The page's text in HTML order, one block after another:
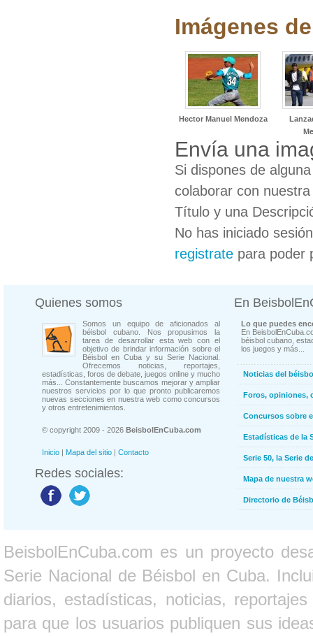
Imágenes
Hector Manuel Mendoza
Envía una
Si dispones de
colaborar con
Título y una
No has iniciado
registrate para poder
Quienes somos
Somos un equipo de aficionados al
béisbol cubano. Nos propusimos la
tarea de desarrollar esta web con el
objetivo de brindar información sobre el
Béisbol en Cuba y su Serie Nacional.
Ofrecemos noticias, reportajes,
estadísticas, foros de debate, juegos online y mucho
más... Constantemente buscamos mejorar y ampliar
nuestros servicios por lo que pronto publicaremos
nuevas secciones en nuestra web como concursos
y otros entretenimientos.
© copyright 2009 - 2026 BeisbolEnCuba.com
Inicio | Mapa del sitio | Contacto
Redes sociales:
En
Lo que puedes
En
béisbol cubano,
los juegos y más...
Noticias del
Foros, opiniones,
Concursos sobre
Estadísticas de la
Serie 50, la Serie
Mapa de nuestra
Directorio de
BeisbolEnCuba.com es un proyecto
Serie Nacional de Béisbol en Cuba.
diarios, estadísticas, noticias,
para que los usuarios publiquen sus